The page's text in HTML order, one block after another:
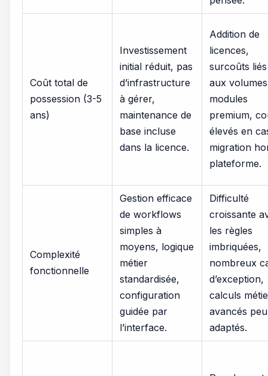
Coût total de
possession (3-5
ans)
Investissement
initial réduit, pas
d’infrastructure
à gérer,
maintenance de
base incluse
dans la licence.
Addition de
licences,
surcoûts liés
aux
modules
premium,
élevés en
migration
plateforme.
Complexité
fonctionnelle
Gestion efficace
de workflows
simples à
moyens, logique
métier
standardisée,
configuration
guidée par
l’interface.
Difficulté
croissante
les règles
imbriquées,
nombreux
d’exception,
calculs
avancés peu
adaptés.